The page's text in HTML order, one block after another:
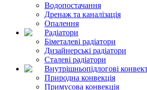
Водопостачання
Дренаж та каналізація
Опалення
Радіатори
Біметалеві радіатори
Дизайнерські радіатори
Сталеві радіатори
Внутрішньопідлогові
Природна конвекція
Примусова конвекція